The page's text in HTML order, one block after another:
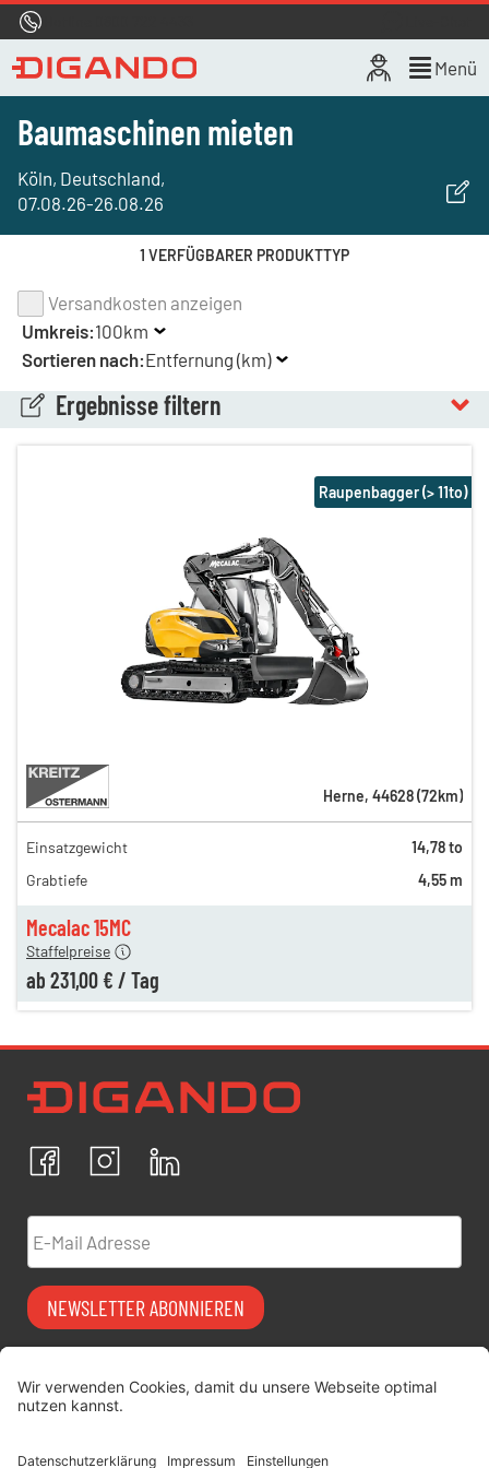
Menü
Baumaschinen mieten
Köln, Deutschland,
07.08.26-26.08.26
1 VERFÜGBARER PRODUKTTYP
Ergebnisse filtern
Versandkosten anzeigen
Umkreis:100km
Sortieren nach:Entfernung (km)
Mecalac 15MC
385,00 €
308,00 €
Staffelpreise
ab 231,00 € / Tag
Raupenbagger (> 11to)
Herne, 44628(72km)
Einsatzgewicht
14,78 to
Grabtiefe
4,55 m
FacebookInstagram
Ich bestätige, dass ich die
Datenschutzrichtlinien
personenbezogenen Daten einverstanden.
E-Mail Adresse
NEWSLETTER ABONNIEREN
Vermiet-Partner
FAQ